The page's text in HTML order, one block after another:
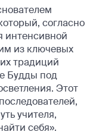
согласно
интенсивной
из ключевых
традиций
Будды под
Этот
учителя,
себя».